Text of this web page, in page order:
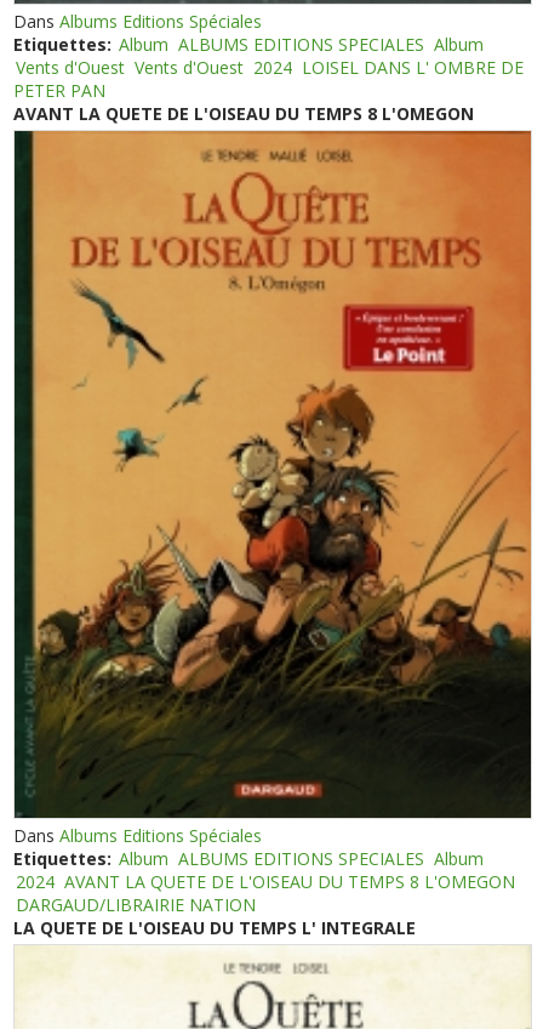
DansAlbums Editions Spéciales
Etiquettes: Album ALBUMS EDITIONS SPECIALES Album
Vents d'Ouest Vents d'Ouest 2024 LOISEL DANS L' OMBRE DE
PETER PAN
AVANT LA QUETE DE L'OISEAU DU TEMPS 8 L'OMEGON
DansAlbums Editions Spéciales
Etiquettes: Album ALBUMS EDITIONS SPECIALES Album
2024 AVANT LA QUETE DE L'OISEAU DU TEMPS 8 L'OMEGON
DARGAUD/LIBRAIRIE NATION
LA QUETE DE L'OISEAU DU TEMPS L' INTEGRALE